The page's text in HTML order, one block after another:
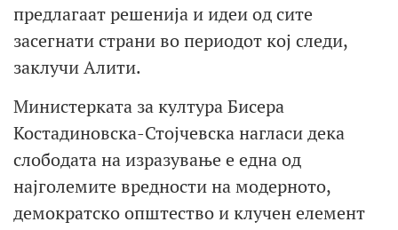
предлагаат решенија и идеи од сите
засегнати страни во периодот кој следи,
заклучи Алити.
Министерката за култура Бисера
Костадиновска-Стојчевска нагласи дека
слободата на изразување е една од
најголемите вредности на модерното,
демократско општество и клучен елемент